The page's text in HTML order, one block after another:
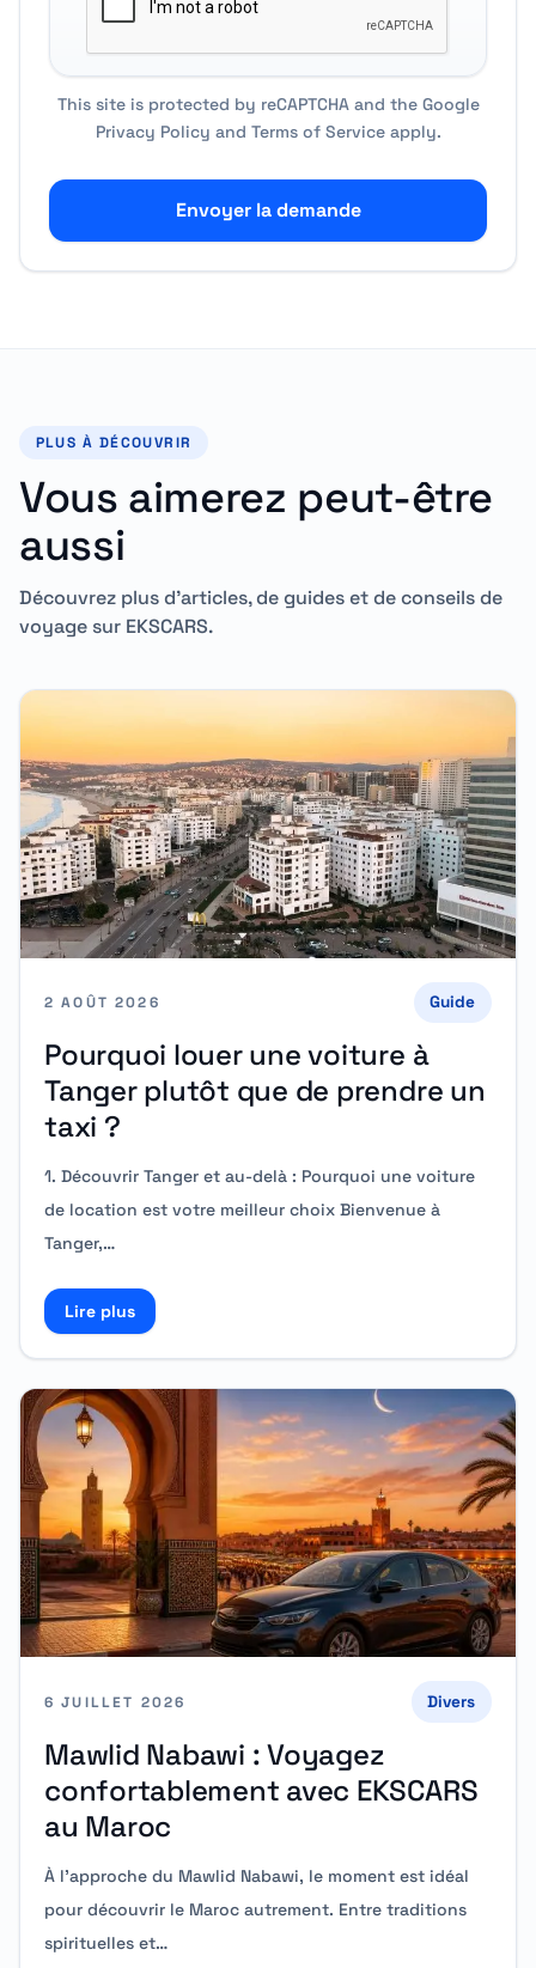
This site is protected by reCAPTCHA and the Google
Privacy Policy and Terms of Serviceapply.
Envoyer la demande
PLUS À DÉCOUVRIR
Vous aimerez peut-être
aussi
Découvrez plus d'articles, de guides et de conseils de
voyage sur EKSCARS.
2 AOÛT 2026 Guide
Pourquoi louer une voiture à
Tanger plutôt que de prendre un
taxi ?
1. Découvrir Tanger et au-delà : Pourquoi une voiture
de location est votre meilleur choix Bienvenue à
Tanger,…
Lire plusRead more about Pourquoi louer une voiture à
6 JUILLET 2026 Divers
Mawlid Nabawi : Voyagez
confortablement avec EKSCARS
au Maroc
À l’approche du Mawlid Nabawi, le moment est idéal
pour découvrir le Maroc autrement. Entre traditions
spirituelles et…